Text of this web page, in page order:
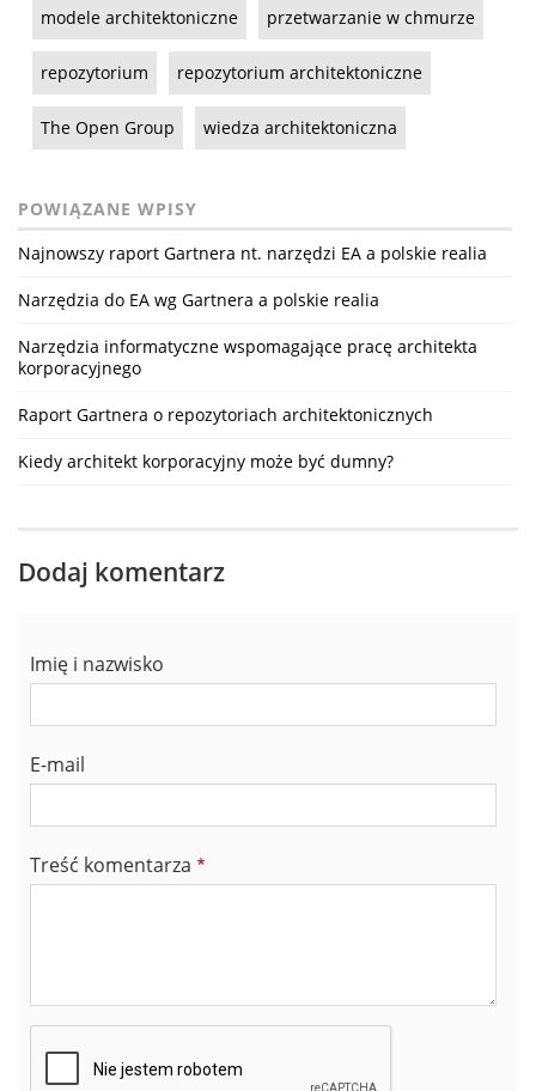
modele architektoniczne przetwarzanie w chmurze
repozytorium repozytorium architektoniczne
The Open Group wiedza architektoniczna
POWIĄZANE WPISY
Najnowszy raport Gartnera nt. narzędzi EA a polskie realia
Narzędzia do EA wg Gartnera a polskie realia
Narzędzia informatyczne wspomagające pracę architekta
korporacyjnego
Raport Gartnera o repozytoriach architektonicznych
Kiedy architekt korporacyjny może być dumny?
Dodaj komentarz
Imię i nazwisko
E-mail
Treść komentarza